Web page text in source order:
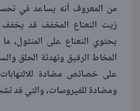
من المعروف أنه يساعد في
زيت النعناع المخفف قد
يحتوي النعناع على المنثول،
المخاط الرقيق وتهدئة الحلق
على خصائص مضادة
ومضادة للفيروسات، والتي قد